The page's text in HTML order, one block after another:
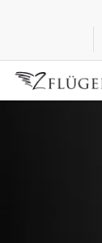
content